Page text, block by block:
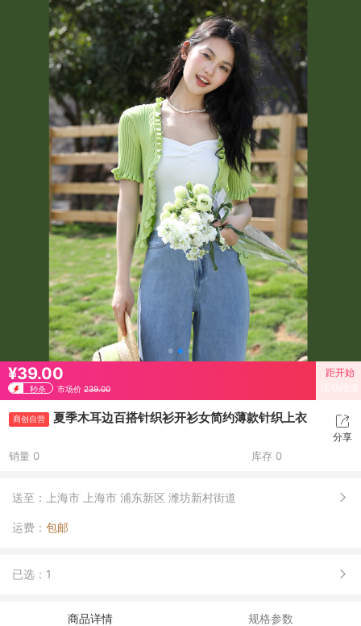
¥39.00
秒杀 市场价 239.00
距开始
商创自营 夏季木耳边百搭针织衫开衫女简约薄款针织上衣
分享
销量 0 库存 0
送至： 上海市 上海市 浦东新区 潍坊新村街道
运费： 包邮
已选： 1
商品详情 规格参数